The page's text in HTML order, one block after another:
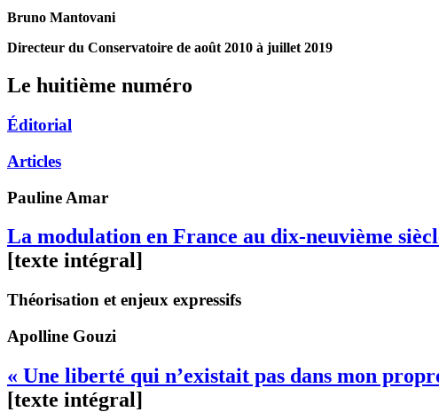
Bruno Mantovani
Directeur du Conservatoire de août 2010 à juillet 2019
Le huitième numéro
Éditorial
Articles
Pauline Amar
La modulation en France au dix-neuvième
[texte intégral]
Théorisation et enjeux expressifs
Apolline Gouzi
« Une liberté qui n’existait pas dans mon
[texte intégral]